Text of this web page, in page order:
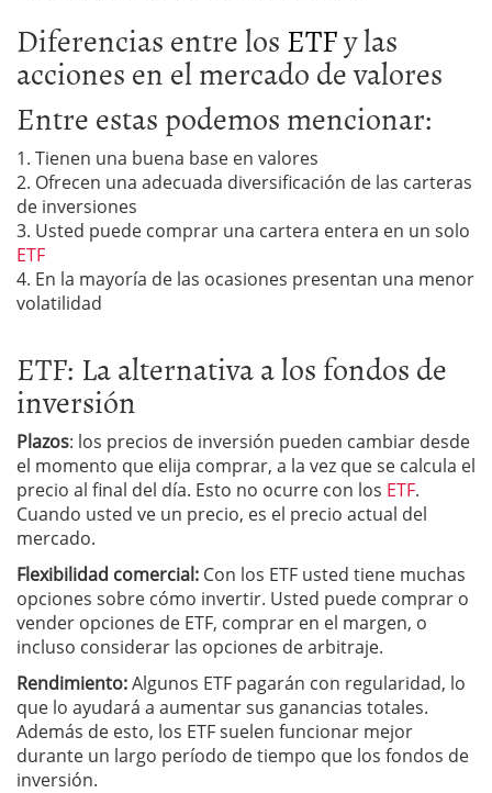
Diferencias entre losETFy las
acciones en el mercado de valores
Entre estas podemos mencionar:
1. Tienen una buena base en valores
2. Ofrecen una adecuada diversificación de las carteras
de inversiones
3. Usted puede comprar una cartera entera en un solo
ETF
4. En la mayoría de las ocasiones presentan una menor
volatilidad
ETF: La alternativa a los fondos de
inversión
Plazos: los precios de inversión pueden cambiar desde
el momento que elija comprar, a la vez que se calcula el
precio al final del día. Esto no ocurre con los ETF.
Cuando usted ve un precio, es el precio actual del
mercado.
Flexibilidad comercial: Con los ETF usted tiene muchas
opciones sobre cómo invertir. Usted puede comprar o
vender opciones de ETF, comprar en el margen, o
incluso considerar las opciones de arbitraje.
Rendimiento:Algunos ETF pagarán con regularidad, lo
que lo ayudará a aumentar sus ganancias totales.
Además de esto, los ETF suelen funcionar mejor
durante un largo período de tiempo que los fondos de
inversión.